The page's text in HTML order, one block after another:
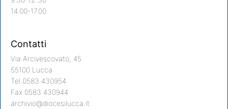
14.00-17.00
Contatti
Via Arcivescovato, 45
55100 Lucca
Tel 0583 430954
Fax 0583 430944
archivio@diocesilucca.it